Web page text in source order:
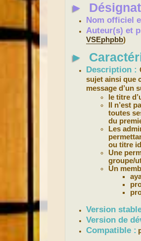
►
Nom officiel
Auteur(s) et
VSEphpbb)
►
Description :
sujet ainsi que
message d’un
le titre
Il n’est
toutes
du
Les
ou titre
Une
groupe/
Un
Version
Version de
Compatible :